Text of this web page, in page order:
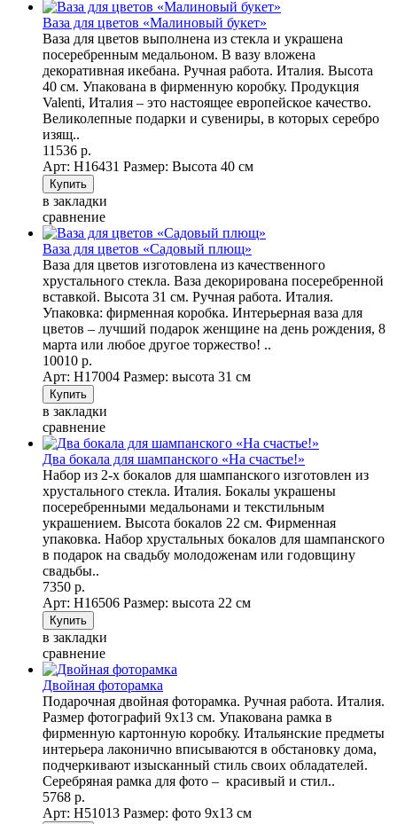
Ваза для цветов «Малиновый букет»
Ваза для цветов выполнена из стекла и украшена
посеребренным медальоном. В вазу вложена
декоративная икебана. Ручная работа. Италия. Высота
40 см. Упакована в фирменную коробку. Продукция
Valenti, Италия – это настоящее европейское качество.
Великолепные подарки и сувениры, в которых серебро
изящ..
11536 р.
Арт: Н16431 Размер: Высота 40 см
в закладки
сравнение
Ваза для цветов «Садовый плющ»
Ваза для цветов изготовлена из качественного
хрустального стекла. Ваза декорирована посеребренной
вставкой. Высота 31 см. Ручная работа. Италия.
Упаковка: фирменная коробка. Интерьерная ваза для
цветов – лучший подарок женщине на день рождения, 8
марта или любое другое торжество! ..
10010 р.
Арт: Н17004 Размер: высота 31 см
в закладки
сравнение
Два бокала для шампанского «На счастье!»
Набор из 2-х бокалов для шампанского изготовлен из
хрустального стекла. Италия. Бокалы украшены
посеребренными медальонами и текстильным
украшением. Высота бокалов 22 см. Фирменная
упаковка. Набор хрустальных бокалов для шампанского
в подарок на свадьбу молодоженам или годовщину
свадьбы..
7350 р.
Арт: Н16506 Размер: высота 22 см
в закладки
сравнение
Двойная фоторамка
Подарочная двойная фоторамка. Ручная работа. Италия.
Размер фотографий 9х13 см. Упакована рамка в
фирменную картонную коробку. Итальянские предметы
интерьера лаконично вписываются в обстановку дома,
подчеркивают изысканный стиль своих обладателей.
Серебряная рамка для фото – красивый и стил..
5768 р.
Арт: Н51013 Размер: фото 9х13 см